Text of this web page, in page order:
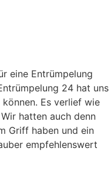
eine Entrümpelung
24 hat uns
Es verlief wie
hatten auch denn
Griff haben und ein
empfehlenswert